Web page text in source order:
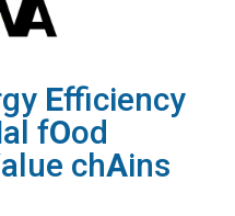
Efficiency
al fOod
alue chAins